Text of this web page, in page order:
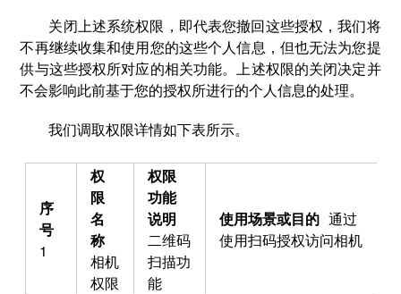
关闭上述系统权限，即代表您撤回这些授权，我们将
不再继续收集和使用您的这些个人信息，但也无法为您提
供与这些授权所对应的相关功能。上述权限的关闭决定并
不会影响此前基于您的授权所进行的个人信息的处理。
我们调取权限详情如下表所示。
1
相机
权限
二维码
扫描功
能
通过
使用扫码授权访问相机